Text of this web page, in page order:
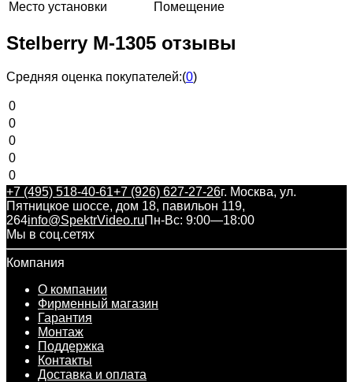
Место установки
Помещение
Stelberry М-1305 отзывы
Средняя оценка покупателей:(0)
0
0
0
0
0
+7 (495) 518-40-61+7 (926) 627-27-26г. Москва, ул.
Пятницкое шоссе, дом 18, павильон 119,
264info@SpektrVideo.ruПн-Вс: 9:00—18:00
Мы в соц.сетях
Компания
О компании
Фирменный магазин
Гарантия
Монтаж
Поддержка
Контакты
Доставка и оплата